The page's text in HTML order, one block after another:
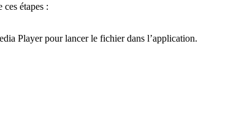
étapes :
Player pour lancer le fichier dans l’application.